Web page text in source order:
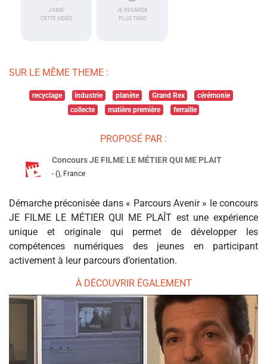
J'AIME
CETTE VIDÉO
JE REGARDE
PLUS TARD
SUR LE MÊME THEME :
recyclage industrie planète Grand Rex
cérémonie
collecte
matière première ferraille
PROPOSÉ PAR :
Concours JE FILME LE MÉTIER QUI ME PLAIT
- (), France
Démarche préconisée dans « Parcours Avenir » le concours
JE FILME LE MÉTIER QUI ME PLAÎT est une expérience
unique et originale qui permet de développer les
compétences numériques des jeunes en participant
activement à leur parcours d’orientation.
À DÉCOUVRIR ÉGALEMENT